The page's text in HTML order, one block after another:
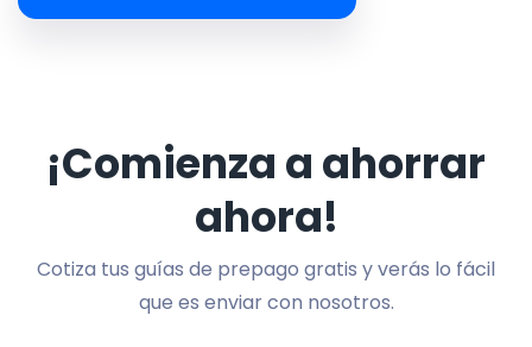
¡Comienza a ahorrar
ahora!
Cotiza tus guías de prepago gratis y verás lo fácil
que es enviar con nosotros.